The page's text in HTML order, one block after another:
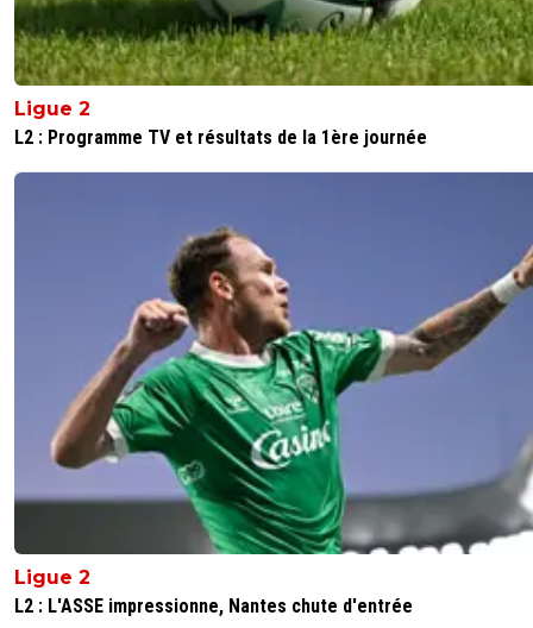
Ligue 2
L2 : Programme TV et résultats de la 1ère journée
Ligue 2
L2 : L'ASSE impressionne, Nantes chute d'entrée